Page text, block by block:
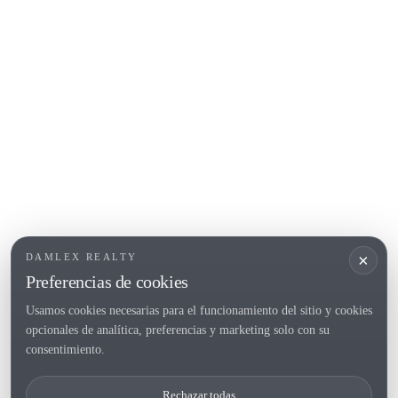
×
DAMLEX REALTY
Preferencias de cookies
Usamos cookies necesarias para el funcionamiento del sitio y cookies
opcionales de analítica, preferencias y marketing solo con su
consentimiento.
Rechazar todas
Obra nueva
Inversiones
Tel. (+34) 935 434 367